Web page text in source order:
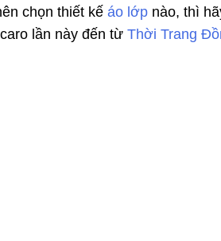
chọn thiết kế áo lớp nào, thì
lần này đến từ Thời Trang